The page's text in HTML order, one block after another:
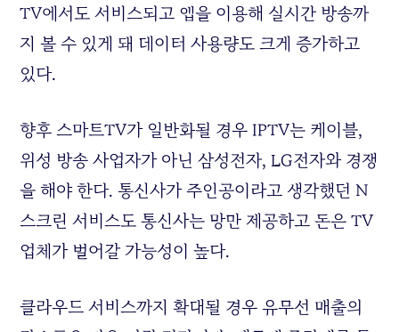
TV에서도 서비스되고 앱을 이용해 실시간 방송까
지 볼 수 있게 돼 데이터 사용량도 크게 증가하고
있다.
향후 스마트TV가 일반화될 경우 IPTV는 케이블,
위성 방송 사업자가 아닌 삼성전자, LG전자와 경쟁
을 해야 한다. 통신사가 주인공이라고 생각했던 N
스크린 서비스도 통신사는 망만 제공하고 돈은 TV
업체가 벌어갈 가능성이 높다.
클라우드 서비스까지 확대될 경우 유무선 매출의